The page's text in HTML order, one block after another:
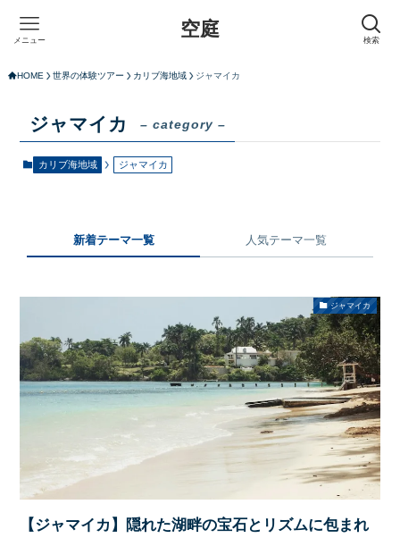
空庭 検索
メニュー
HOME 世界の体験ツアー カリブ海地域 ジャマイカ
ジャマイカ – category –
カリブ海地域 ジャマイカ
新着テーマ一覧 人気テーマ一覧
ジャマイカ
【ジャマイカ】隠れた湖畔の宝石とリズムに包まれ